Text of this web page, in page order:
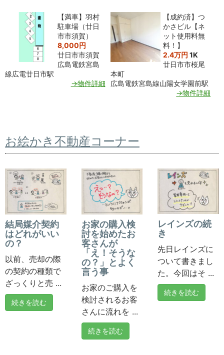
【満車】羽村
駐車場（廿日
市市須賀）
8,000円
廿日市市須賀
広島電鉄宮島
線広電廿日市駅
→物件詳細
【成約済】つ
かさビル【ネ
ット使用料無
料！】
2.4万円 1K
廿日市市桜尾
本町
広島電鉄宮島線山陽女学園前駅
→物件詳細
お絵かき不動産コーナー
結局媒介契約
はどれがいい
の？
以前、売却の際
の契約の種類で
ざっくりと売 ...
続きを読む
お家の購入検
討を始めたお
客さんが
「え！そうな
の？」とよく
言う事
お家のご購入を
検討されるお客
さんに流れを ...
続きを読む
レインズの続
き
先日レインズに
ついて書きまし
た。今回はそ ...
続きを読む